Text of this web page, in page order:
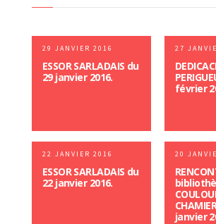
29 JANVIER 2016
ESSOR SARLADAIS du
29 janvier 2016.
27
février
22 JANVIER 2016
ESSOR SARLADAIS du
22 janvier 2016.
20
janvier